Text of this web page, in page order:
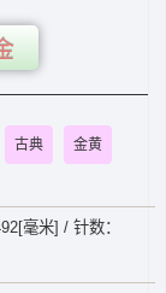
古典 金黄
毫米] / 针数：